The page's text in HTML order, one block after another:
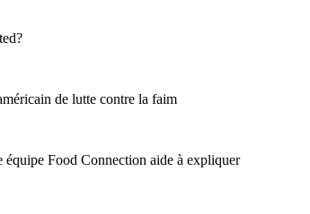
de lutte contre la faim
Food Connection aide à expliquer